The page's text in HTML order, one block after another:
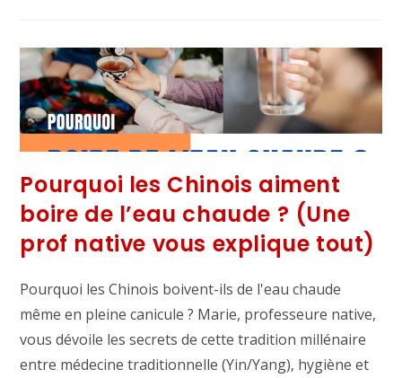
Pourquoi les Chinois aiment
boire de l’eau chaude ? (Une
prof native vous explique tout)
Pourquoi les Chinois boivent-ils de l'eau chaude
même en pleine canicule ? Marie, professeure native,
vous dévoile les secrets de cette tradition millénaire
entre médecine traditionnelle (Yin/Yang), hygiène et